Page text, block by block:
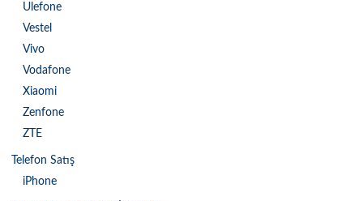
Ulefone
Vestel
Vivo
Vodafone
Xiaomi
Zenfone
ZTE
Telefon Satış
iPhone